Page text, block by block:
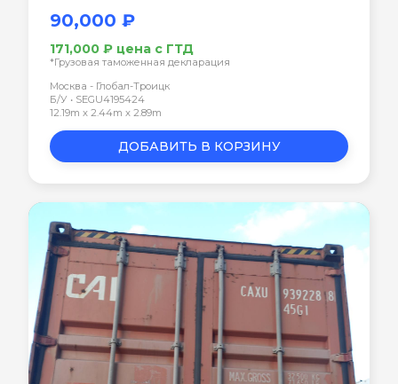
90,000 ₽
171,000 ₽ цена с ГТД
*Грузовая таможенная декларация
Москва - Глобал-Троицк
Б/У • SEGU4195424
12.19m x 2.44m x 2.89m
ДОБАВИТЬ В КОРЗИНУ